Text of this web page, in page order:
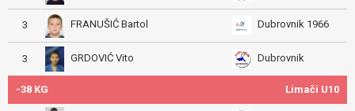
3 FRANUŠIĆ Bartol Dubrovnik 1966
3 GRDOVIĆ Vito Dubrovnik
-38 KG Limači U10